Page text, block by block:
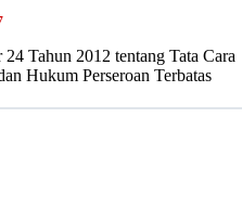
Tahun 2012 tentang Tata Cara
Hukum Perseroan Terbatas